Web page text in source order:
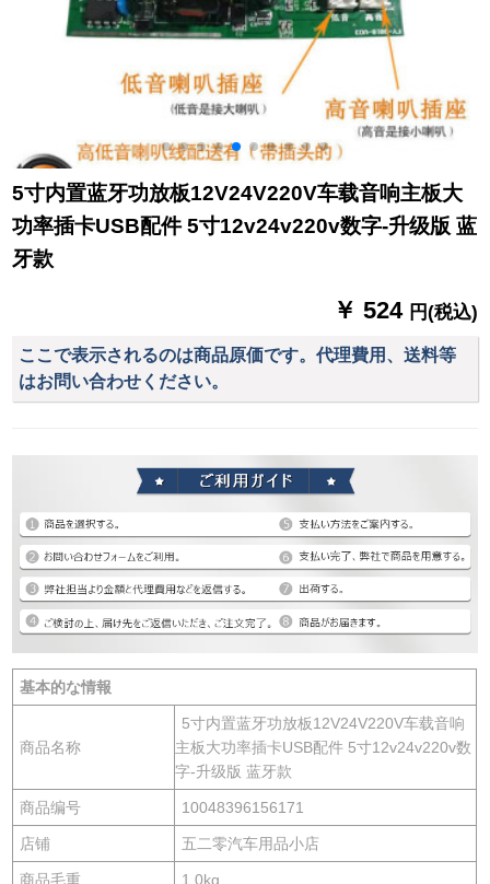
5寸内置蓝牙功放板12V24V220V车载音响主板大
功率插卡USB配件 5寸12v24v220v数字-升级版 蓝
牙款
￥ 524 円(税込)
ここで表示されるのは商品原価です。代理費用、送料等
はお問い合わせください。
基本的な情報
商品名称
5寸内置蓝牙功放板12V24V220V车载音响
主板大功率插卡USB配件 5寸12v24v220v数
字-升级版 蓝牙款
商品编号 10048396156171
店铺 五二零汽车用品小店
商品毛重 1.0kg